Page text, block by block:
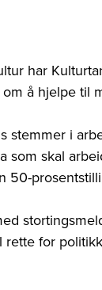
har
å hjelpe til
stemmer i
som skal
50-
for